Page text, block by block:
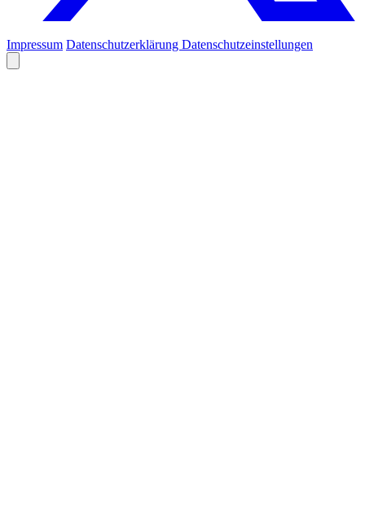
Impressum Datenschutzerklärung Datenschutzeinstellungen